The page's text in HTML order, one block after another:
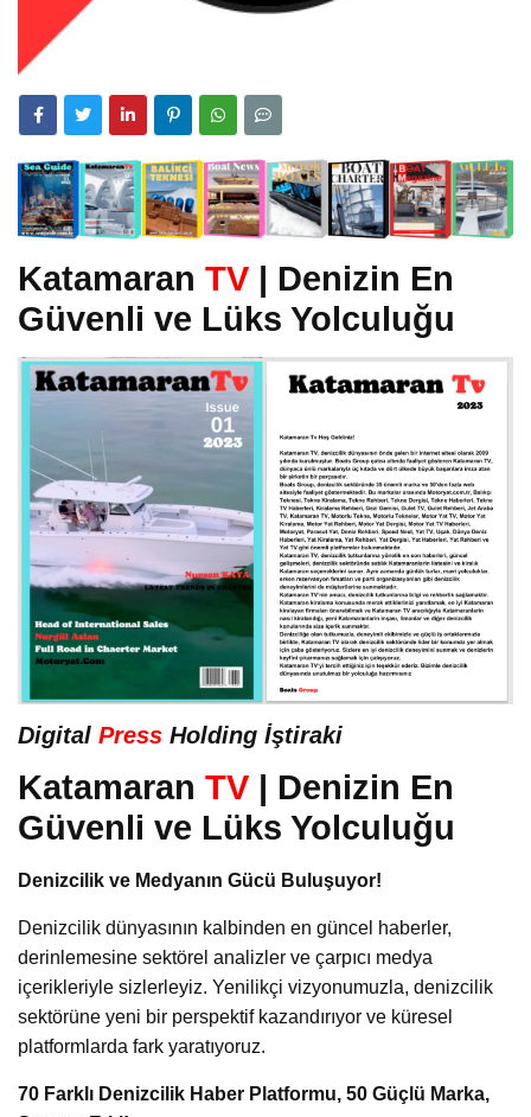
Katamaran TV | Denizin En
Güvenli ve Lüks Yolculuğu
Digital Press Holding İştiraki
Katamaran TV | Denizin En
Güvenli ve Lüks Yolculuğu
Denizcilik ve Medyanın Gücü Buluşuyor!
Denizcilik dünyasının kalbinden en güncel haberler,
derinlemesine sektörel analizler ve çarpıcı medya
içerikleriyle sizlerleyiz. Yenilikçi vizyonumuzla, denizcilik
sektörüne yeni bir perspektif kazandırıyor ve küresel
platformlarda fark yaratıyoruz.
70 Farklı Denizcilik Haber Platformu, 50 Güçlü Marka,